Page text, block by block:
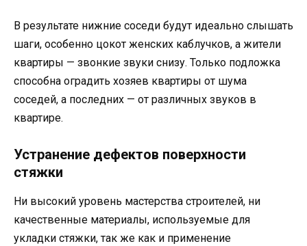
В результате нижние соседи будут идеально слышать
шаги, особенно цокот женских каблучков, а жители
квартиры — звонкие звуки снизу. Только подложка
способна оградить хозяев квартиры от шума
соседей, а последних — от различных звуков в
квартире.
Устранение дефектов поверхности
стяжки
Ни высокий уровень мастерства строителей, ни
качественные материалы, используемые для
укладки стяжки, так же как и применение